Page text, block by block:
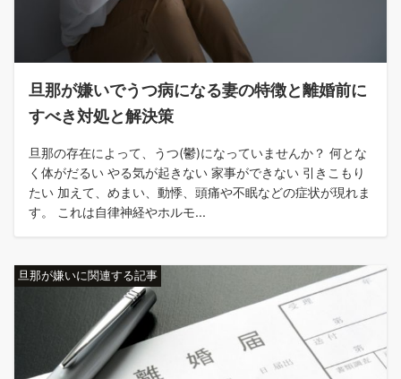
旦那が嫌いでうつ病になる妻の特徴と離婚前に
すべき対処と解決策
旦那の存在によって、うつ(鬱)になっていませんか？ 何とな
く体がだるい やる気が起きない 家事ができない 引きこもり
たい 加えて、めまい、動悸、頭痛や不眠などの症状が現れま
す。 これは自律神経やホルモ...
旦那が嫌いに関連する記事